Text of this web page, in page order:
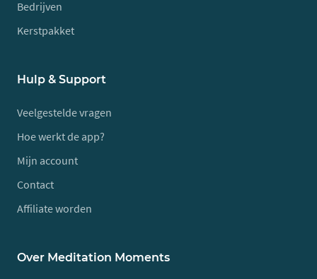
Bedrijven
Kerstpakket
Hulp & Support
Veelgestelde vragen
Hoe werkt de app?
Mijn account
Contact
Affiliate worden
Over Meditation Moments